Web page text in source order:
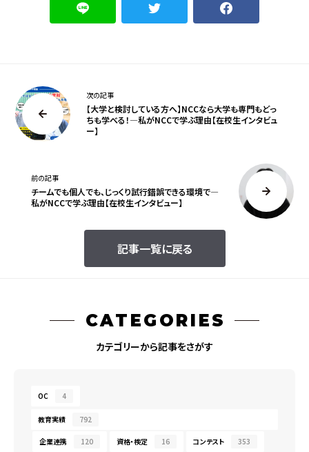
次の記事
【大学と検討している方へ】NCCなら大学も専門もどっ
ちも学べる！―私がNCCで学ぶ理由【在校生インタビュ
ー】
記事一覧に戻る
前の記事
チームでも個人でも、じっくり試行錯誤できる環境で―
私がNCCで学ぶ理由【在校生インタビュー】
CATEGORIES
カテゴリーから記事をさがす
OC 4
教育実績 792
企業連携 120 資格・検定 16 コンテスト 353